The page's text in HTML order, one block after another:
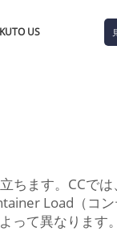
US
ます。CCでは
Load（コ
って異なります